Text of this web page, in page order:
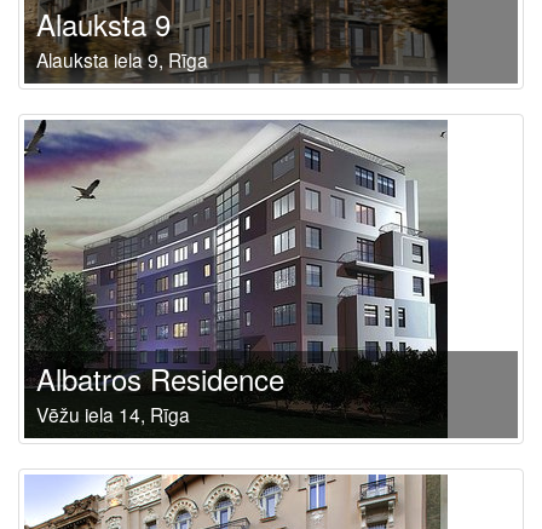
Alauksta 9
Alauksta iela 9, Rīga
Albatros Residence
Vēžu iela 14, Rīga